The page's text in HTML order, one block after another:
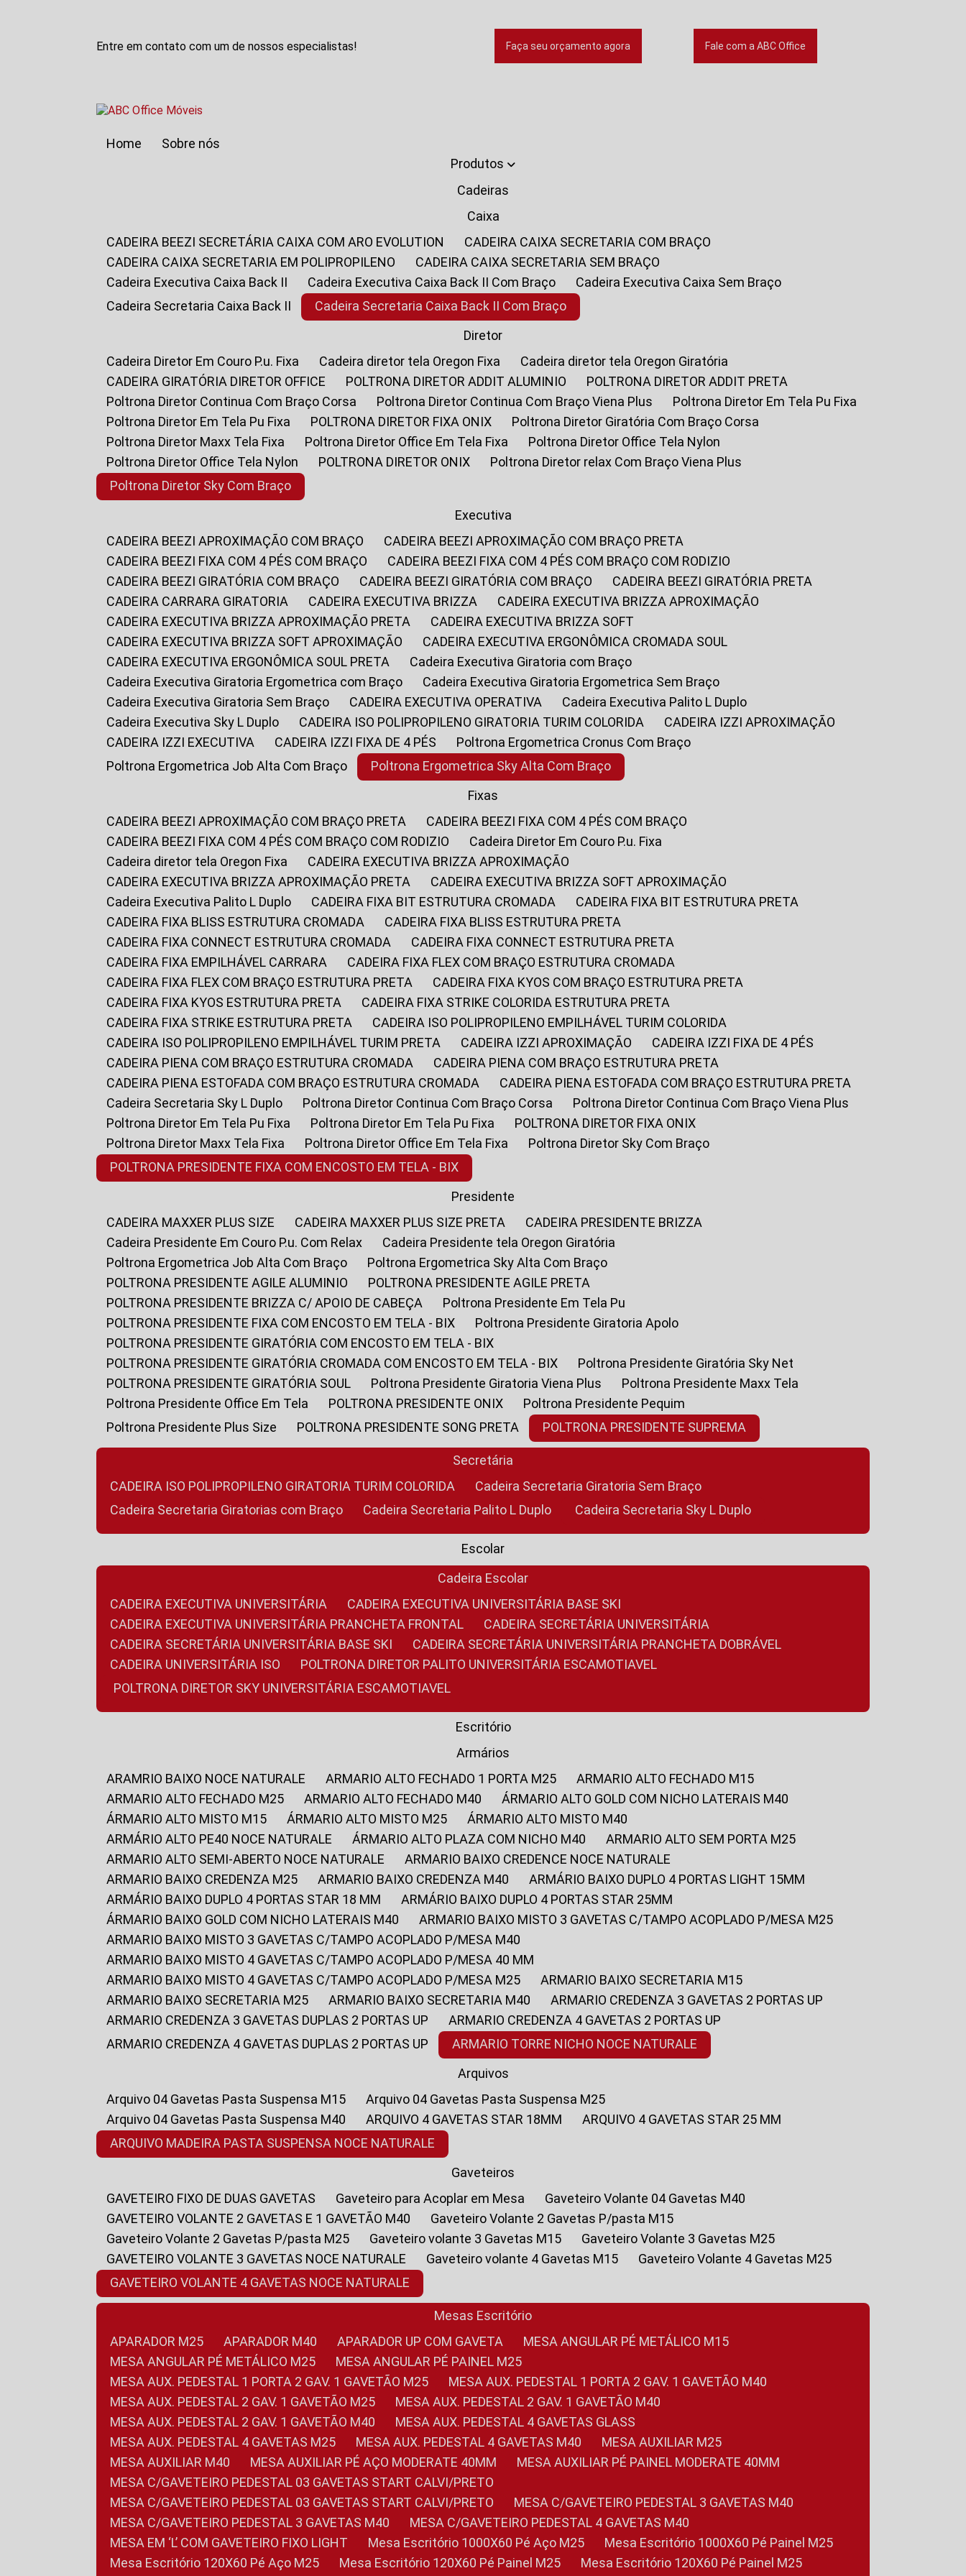
Entre em contato com um de nossos especialistas! Faça seu orçamento agora Fale com a ABC Office
Home
Sobre nós
Produtos
Cadeiras
Caixa
CADEIRA BEEZI SECRETÁRIA CAIXA COM ARO EVOLUTION
CADEIRA CAIXA SECRETARIA COM BRAÇO
CADEIRA CAIXA SECRETARIA EM POLIPROPILENO
CADEIRA CAIXA SECRETARIA SEM BRAÇO
Cadeira Executiva Caixa Back II
Cadeira Executiva Caixa Back II Com Braço
Cadeira Executiva Caixa Sem Braço
Cadeira Secretaria Caixa Back II
Cadeira Secretaria Caixa Back II Com Braço
Diretor
Cadeira Diretor Em Couro P.u. Fixa
Cadeira diretor tela Oregon Fixa
Cadeira diretor tela Oregon Giratória
CADEIRA GIRATÓRIA DIRETOR OFFICE
POLTRONA DIRETOR ADDIT ALUMINIO
POLTRONA DIRETOR ADDIT PRETA
Poltrona Diretor Continua Com Braço Corsa
Poltrona Diretor Continua Com Braço Viena Plus
Poltrona Diretor Em Tela Pu Fixa
Poltrona Diretor Em Tela Pu Fixa
POLTRONA DIRETOR FIXA ONIX
Poltrona Diretor Giratória Com Braço Corsa
Poltrona Diretor Maxx Tela Fixa
Poltrona Diretor Office Em Tela Fixa
Poltrona Diretor Office Tela Nylon
Poltrona Diretor Office Tela Nylon
POLTRONA DIRETOR ONIX
Poltrona Diretor relax Com Braço Viena Plus
Poltrona Diretor Sky Com Braço
Executiva
CADEIRA BEEZI APROXIMAÇÃO COM BRAÇO
CADEIRA BEEZI APROXIMAÇÃO COM BRAÇO PRETA
CADEIRA BEEZI FIXA COM 4 PÉS COM BRAÇO
CADEIRA BEEZI FIXA COM 4 PÉS COM BRAÇO COM RODIZIO
CADEIRA BEEZI GIRATÓRIA COM BRAÇO
CADEIRA BEEZI GIRATÓRIA COM BRAÇO
CADEIRA BEEZI GIRATÓRIA PRETA
CADEIRA CARRARA GIRATORIA
CADEIRA EXECUTIVA BRIZZA
CADEIRA EXECUTIVA BRIZZA APROXIMAÇÃO
CADEIRA EXECUTIVA BRIZZA APROXIMAÇÃO PRETA
CADEIRA EXECUTIVA BRIZZA SOFT
CADEIRA EXECUTIVA BRIZZA SOFT APROXIMAÇÃO
CADEIRA EXECUTIVA ERGONÔMICA CROMADA SOUL
CADEIRA EXECUTIVA ERGONÔMICA SOUL PRETA
Cadeira Executiva Giratoria com Braço
Cadeira Executiva Giratoria Ergometrica com Braço
Cadeira Executiva Giratoria Ergometrica Sem Braço
Cadeira Executiva Giratoria Sem Braço
CADEIRA EXECUTIVA OPERATIVA
Cadeira Executiva Palito L Duplo
Cadeira Executiva Sky L Duplo
CADEIRA ISO POLIPROPILENO GIRATORIA TURIM COLORIDA
CADEIRA IZZI APROXIMAÇÃO
CADEIRA IZZI EXECUTIVA
CADEIRA IZZI FIXA DE 4 PÉS
Poltrona Ergometrica Cronus Com Braço
Poltrona Ergometrica Job Alta Com Braço
Poltrona Ergometrica Sky Alta Com Braço
Fixas
CADEIRA BEEZI APROXIMAÇÃO COM BRAÇO PRETA
CADEIRA BEEZI FIXA COM 4 PÉS COM BRAÇO
CADEIRA BEEZI FIXA COM 4 PÉS COM BRAÇO COM RODIZIO
Cadeira Diretor Em Couro P.u. Fixa
Cadeira diretor tela Oregon Fixa
CADEIRA EXECUTIVA BRIZZA APROXIMAÇÃO
CADEIRA EXECUTIVA BRIZZA APROXIMAÇÃO PRETA
CADEIRA EXECUTIVA BRIZZA SOFT APROXIMAÇÃO
Cadeira Executiva Palito L Duplo
CADEIRA FIXA BIT ESTRUTURA CROMADA
CADEIRA FIXA BIT ESTRUTURA PRETA
CADEIRA FIXA BLISS ESTRUTURA CROMADA
CADEIRA FIXA BLISS ESTRUTURA PRETA
CADEIRA FIXA CONNECT ESTRUTURA CROMADA
CADEIRA FIXA CONNECT ESTRUTURA PRETA
CADEIRA FIXA EMPILHÁVEL CARRARA
CADEIRA FIXA FLEX COM BRAÇO ESTRUTURA CROMADA
CADEIRA FIXA FLEX COM BRAÇO ESTRUTURA PRETA
CADEIRA FIXA KYOS COM BRAÇO ESTRUTURA PRETA
CADEIRA FIXA KYOS ESTRUTURA PRETA
CADEIRA FIXA STRIKE COLORIDA ESTRUTURA PRETA
CADEIRA FIXA STRIKE ESTRUTURA PRETA
CADEIRA ISO POLIPROPILENO EMPILHÁVEL TURIM COLORIDA
CADEIRA ISO POLIPROPILENO EMPILHÁVEL TURIM PRETA
CADEIRA IZZI APROXIMAÇÃO
CADEIRA IZZI FIXA DE 4 PÉS
CADEIRA PIENA COM BRAÇO ESTRUTURA CROMADA
CADEIRA PIENA COM BRAÇO ESTRUTURA PRETA
CADEIRA PIENA ESTOFADA COM BRAÇO ESTRUTURA CROMADA
CADEIRA PIENA ESTOFADA COM BRAÇO ESTRUTURA PRETA
Cadeira Secretaria Sky L Duplo
Poltrona Diretor Continua Com Braço Corsa
Poltrona Diretor Continua Com Braço Viena Plus
Poltrona Diretor Em Tela Pu Fixa
Poltrona Diretor Em Tela Pu Fixa
POLTRONA DIRETOR FIXA ONIX
Poltrona Diretor Maxx Tela Fixa
Poltrona Diretor Office Em Tela Fixa
Poltrona Diretor Sky Com Braço
POLTRONA PRESIDENTE FIXA COM ENCOSTO EM TELA - BIX
Presidente
CADEIRA MAXXER PLUS SIZE
CADEIRA MAXXER PLUS SIZE PRETA
CADEIRA PRESIDENTE BRIZZA
Cadeira Presidente Em Couro P.u. Com Relax
Cadeira Presidente tela Oregon Giratória
Poltrona Ergometrica Job Alta Com Braço
Poltrona Ergometrica Sky Alta Com Braço
POLTRONA PRESIDENTE AGILE ALUMINIO
POLTRONA PRESIDENTE AGILE PRETA
POLTRONA PRESIDENTE BRIZZA C/ APOIO DE CABEÇA
Poltrona Presidente Em Tela Pu
POLTRONA PRESIDENTE FIXA COM ENCOSTO EM TELA - BIX
Poltrona Presidente Giratoria Apolo
POLTRONA PRESIDENTE GIRATÓRIA COM ENCOSTO EM TELA - BIX
POLTRONA PRESIDENTE GIRATÓRIA CROMADA COM ENCOSTO EM TELA - BIX
Poltrona Presidente Giratória Sky Net
POLTRONA PRESIDENTE GIRATÓRIA SOUL
Poltrona Presidente Giratoria Viena Plus
Poltrona Presidente Maxx Tela
Poltrona Presidente Office Em Tela
POLTRONA PRESIDENTE ONIX
Poltrona Presidente Pequim
Poltrona Presidente Plus Size
POLTRONA PRESIDENTE SONG PRETA POLTRONA PRESIDENTE SUPREMA
Secretária
CADEIRA ISO POLIPROPILENO GIRATORIA TURIM COLORIDA
Cadeira Secretaria Giratoria Sem Braço
Cadeira Secretaria Giratorias com Braço
Cadeira Secretaria Palito L Duplo Cadeira Secretaria Sky L Duplo
Escolar
Cadeira Escolar
CADEIRA EXECUTIVA UNIVERSITÁRIA
CADEIRA EXECUTIVA UNIVERSITÁRIA BASE SKI
CADEIRA EXECUTIVA UNIVERSITÁRIA PRANCHETA FRONTAL
CADEIRA SECRETÁRIA UNIVERSITÁRIA
CADEIRA SECRETÁRIA UNIVERSITÁRIA BASE SKI
CADEIRA SECRETÁRIA UNIVERSITÁRIA PRANCHETA DOBRÁVEL
CADEIRA UNIVERSITÁRIA ISO
POLTRONA DIRETOR PALITO UNIVERSITÁRIA ESCAMOTIAVEL
POLTRONA DIRETOR SKY UNIVERSITÁRIA ESCAMOTIAVEL
Escritório
Armários
ARAMRIO BAIXO NOCE NATURALE
ARMARIO ALTO FECHADO 1 PORTA M25
ARMARIO ALTO FECHADO M15
ARMARIO ALTO FECHADO M25
ARMARIO ALTO FECHADO M40
ÁRMARIO ALTO GOLD COM NICHO LATERAIS M40
ÁRMARIO ALTO MISTO M15
ÁRMARIO ALTO MISTO M25
ÁRMARIO ALTO MISTO M40
ARMÁRIO ALTO PE40 NOCE NATURALE
ÁRMARIO ALTO PLAZA COM NICHO M40
ARMARIO ALTO SEM PORTA M25
ARMARIO ALTO SEMI-ABERTO NOCE NATURALE
ARMARIO BAIXO CREDENCE NOCE NATURALE
ARMARIO BAIXO CREDENZA M25
ARMARIO BAIXO CREDENZA M40
ARMÁRIO BAIXO DUPLO 4 PORTAS LIGHT 15MM
ARMÁRIO BAIXO DUPLO 4 PORTAS STAR 18 MM
ARMÁRIO BAIXO DUPLO 4 PORTAS STAR 25MM
ÁRMARIO BAIXO GOLD COM NICHO LATERAIS M40
ARMARIO BAIXO MISTO 3 GAVETAS C/TAMPO ACOPLADO P/MESA M25
ARMARIO BAIXO MISTO 3 GAVETAS C/TAMPO ACOPLADO P/MESA M40
ARMARIO BAIXO MISTO 4 GAVETAS C/TAMPO ACOPLADO P/MESA 40 MM
ARMARIO BAIXO MISTO 4 GAVETAS C/TAMPO ACOPLADO P/MESA M25
ARMARIO BAIXO SECRETARIA M15
ARMARIO BAIXO SECRETARIA M25
ARMARIO BAIXO SECRETARIA M40
ARMARIO CREDENZA 3 GAVETAS 2 PORTAS UP
ARMARIO CREDENZA 3 GAVETAS DUPLAS 2 PORTAS UP
ARMARIO CREDENZA 4 GAVETAS 2 PORTAS UP
ARMARIO CREDENZA 4 GAVETAS DUPLAS 2 PORTAS UP
ARMARIO TORRE NICHO NOCE NATURALE
Arquivos
Arquivo 04 Gavetas Pasta Suspensa M15
Arquivo 04 Gavetas Pasta Suspensa M25
Arquivo 04 Gavetas Pasta Suspensa M40
ARQUIVO 4 GAVETAS STAR 18MM
ARQUIVO 4 GAVETAS STAR 25 MM
ARQUIVO MADEIRA PASTA SUSPENSA NOCE NATURALE
Gaveteiros
GAVETEIRO FIXO DE DUAS GAVETAS
Gaveteiro para Acoplar em Mesa
Gaveteiro Volante 04 Gavetas M40
GAVETEIRO VOLANTE 2 GAVETAS E 1 GAVETÃO M40
Gaveteiro Volante 2 Gavetas P/pasta M15
Gaveteiro Volante 2 Gavetas P/pasta M25
Gaveteiro volante 3 Gavetas M15
Gaveteiro Volante 3 Gavetas M25
GAVETEIRO VOLANTE 3 GAVETAS NOCE NATURALE
Gaveteiro volante 4 Gavetas M15
Gaveteiro Volante 4 Gavetas M25
GAVETEIRO VOLANTE 4 GAVETAS NOCE NATURALE
Mesas Escritório
APARADOR M25
APARADOR M40 APARADOR UP COM GAVETA
MESA ANGULAR PÉ METÁLICO M15
MESA ANGULAR PÉ METÁLICO M25
MESA ANGULAR PÉ PAINEL M25
MESA AUX. PEDESTAL 1 PORTA 2 GAV. 1 GAVETÃO M25
MESA AUX. PEDESTAL 1 PORTA 2 GAV. 1 GAVETÃO M40
MESA AUX. PEDESTAL 2 GAV. 1 GAVETÃO M25
MESA AUX. PEDESTAL 2 GAV. 1 GAVETÃO M40
MESA AUX. PEDESTAL 2 GAV. 1 GAVETÃO M40
MESA AUX. PEDESTAL 4 GAVETAS GLASS
MESA AUX. PEDESTAL 4 GAVETAS M25
MESA AUX. PEDESTAL 4 GAVETAS M40
MESA AUXILIAR M25
MESA AUXILIAR M40
MESA AUXILIAR PÉ AÇO MODERATE 40MM
MESA AUXILIAR PÉ PAINEL MODERATE 40MM
MESA C/GAVETEIRO PEDESTAL 03 GAVETAS START CALVI/PRETO
MESA C/GAVETEIRO PEDESTAL 03 GAVETAS START CALVI/PRETO
MESA C/GAVETEIRO PEDESTAL 3 GAVETAS M40
MESA C/GAVETEIRO PEDESTAL 3 GAVETAS M40
MESA C/GAVETEIRO PEDESTAL 4 GAVETAS M40
MESA EM ‘L’ COM GAVETEIRO FIXO LIGHT
Mesa Escritório 1000X60 Pé Aço M25
Mesa Escritório 1000X60 Pé Painel M25
Mesa Escritório 120X60 Pé Aço M25
Mesa Escritório 120X60 Pé Painel M25
Mesa Escritório 120X60 Pé Painel M25